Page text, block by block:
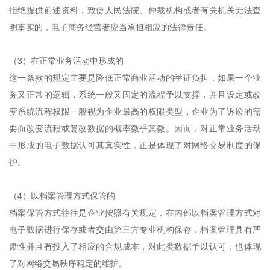
拒绝提供前述资料，致使人民法院、仲裁机构或者有关机关无法查
明事实的，电子商务经营者应当承担相应的法律责任。
（3）在正常业务活动中形成的
这一条款的规定主要是降低正常商业活动的举证负担，如果一个业
务又正常的逻辑，系统一般又固定的流程予以支撑，并且设定或改
变系统流程权限一般视为企业最高的权限类型，企业为了诉讼的需
要而改变流程或篡改数据的概率微乎其微。因而，对正常业务活动
中形成的电子数据认可其真实性，正是体现了对网络交易制度的保
护。
（4）以档案管理方式保管的
档案保管方式往往是企业按照有关规定，在内部以档案管理方式对
电子数据进行保存或者交由第三方专业机构保存，档案管理具有严
肃性并且有投入了相应的合规成本，对此类数据予以认可，也体现
了对网络交易秩序稳定的维护。